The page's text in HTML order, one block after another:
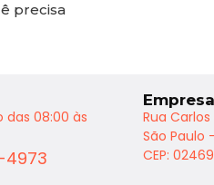
precisa
das 08:00 às
4973
Empresa
Rua
São Paulo
CEP: